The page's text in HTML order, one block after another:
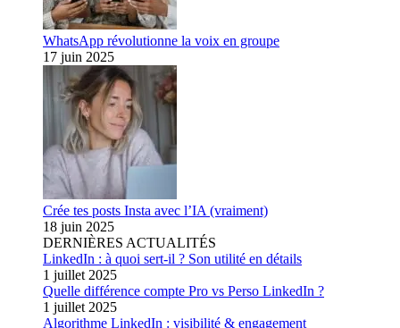
WhatsApp révolutionne la voix en groupe
17 juin 2025
Crée tes posts Insta avec l’IA (vraiment)
18 juin 2025
DERNIÈRES ACTUALITÉS
LinkedIn : à quoi sert-il ? Son utilité en détails
1 juillet 2025
Quelle différence compte Pro vs Perso LinkedIn ?
1 juillet 2025
Algorithme LinkedIn : visibilité & engagement